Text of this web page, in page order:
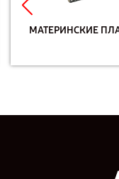
МАТЕРИНСКИЕ